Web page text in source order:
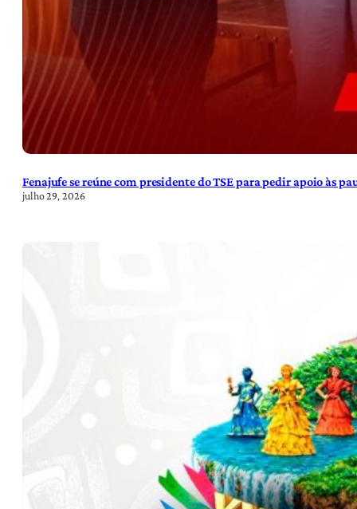
Fenajufe se reúne com presidente do TSE para pedir apoio às
julho 29, 2026